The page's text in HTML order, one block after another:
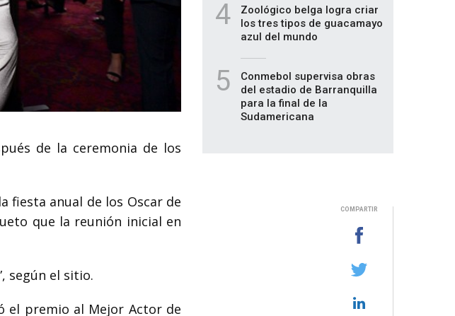
de la ceremonia de los
fiesta anual de los Oscar de
que la reunión inicial en
según el sitio.
el premio al Mejor Actor de
4
Zoológico belga logra criar
los tres tipos de guacamayo
azul del mundo
5
Conmebol supervisa obras
del estadio de Barranquilla
para la final de la
Sudamericana
COMPARTIR